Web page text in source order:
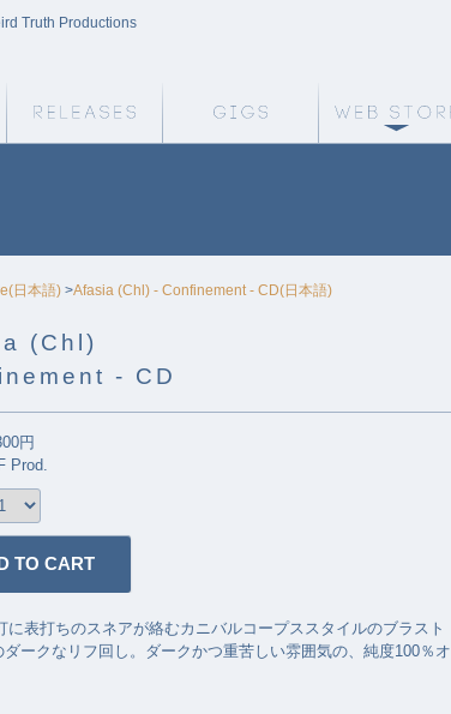
Truth Productions
日本語) >Afasia (Chl) - Confinement - CD(日本語)
(Chl)
- CD
円
Prod.
表打ちのスネアが絡むカニバルコープススタイルのブラスト
ークなリフ回し。ダークかつ重苦しい雰囲気の、純度100％オ